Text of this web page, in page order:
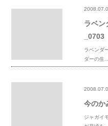
ラベン
_0703
ラベンダ
ダーの生…
今のか
ジャガイ